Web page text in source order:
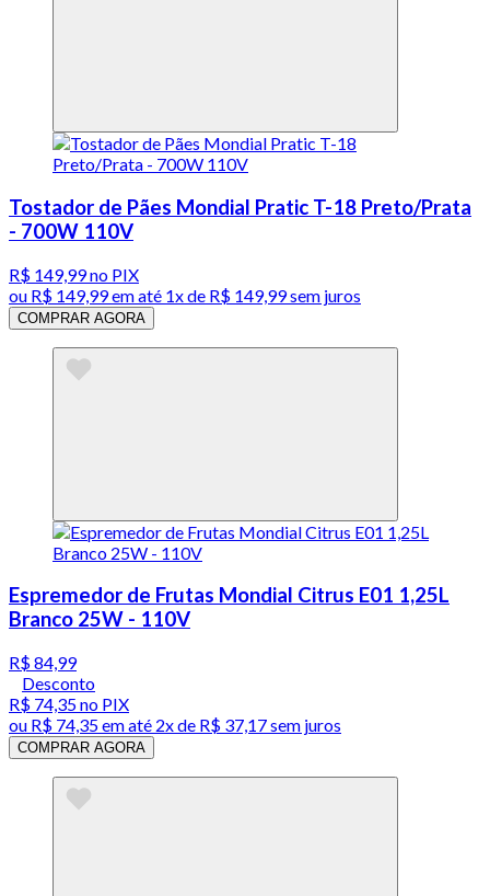
Tostador de Pães Mondial Pratic T-18 Preto/Prata
- 700W 110V
R$ 149,99no PIX
ou R$ 149,99em até 1x de R$ 149,99sem juros
COMPRAR AGORA
Espremedor de Frutas Mondial Citrus E01 1,25L
Branco 25W - 110V
R$ 84,99
Desconto
R$ 74,35no PIX
ou R$ 74,35em até 2x de R$ 37,17 sem juros
COMPRAR AGORA